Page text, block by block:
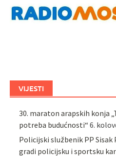
VIJESTI
30. maraton arapskih konja
potreba budućnosti“ 6.
Policijski službenik PP Sisak
gradi policijsku i sportsku